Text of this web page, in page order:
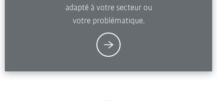
adapté à votre secteur ou
votre problématique.